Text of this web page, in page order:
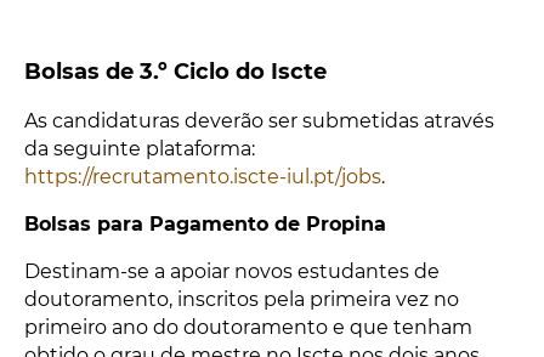
Bolsas de 3.º Ciclo do Iscte
As candidaturas deverão ser submetidas através
da seguinte plataforma:
https://recrutamento.iscte-iul.pt/jobs.
Bolsas para Pagamento de Propina
Destinam-se a apoiar novos estudantes de
doutoramento, inscritos pela primeira vez no
primeiro ano do doutoramento e que tenham